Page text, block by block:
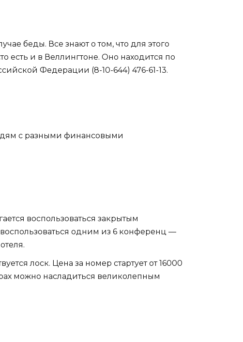
беды. Все знают о том, что для этого
есть и в Веллингтоне. Оно находится по
Федерации (8-10-644) 476-61-13.
с разными финансовыми
воспользоваться закрытым
одним из 6 конференц —
лоск. Цена за номер стартует от 16000
можно насладиться великолепным